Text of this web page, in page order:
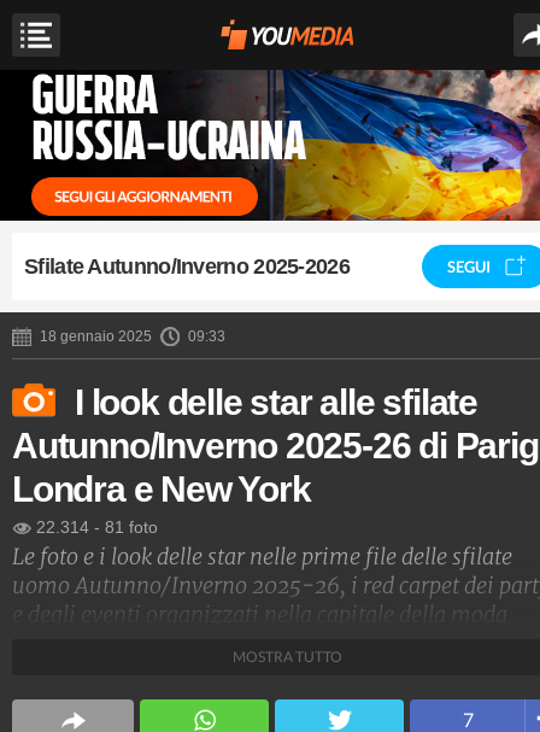
Sfilate Autunno/Inverno 2025-2026 SEGUI
18 gennaio 2025 09:33
I look delle star alle sfilate
Autunno/Inverno 2025-26 di
Londra e New York
22.314 - 81 foto
Le foto e i look delle star nelle prime file delle sfilate
uomo Autunno/Inverno 2025-26, i red carpet dei
e degli eventi organizzati nella capitale della moda
Stile e trend
1.515.312.746 1.957 video 138.080 foto
MOSTRA TUTTO
7